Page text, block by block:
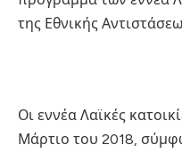
της Εθνικής
Οι εννέα Λαϊκές
Μάρτιο του 2018,